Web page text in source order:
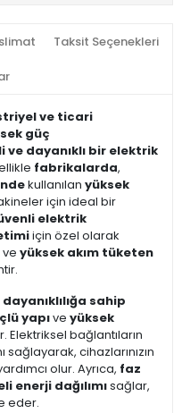
Taksit Seçenekleri
ve ticari
güç
ve dayanıklı bir elektrik
fabrikalarda,
kullanılan yüksek
için ideal bir
elektrik
için özel olarak
ve yüksek akım tüketen
dayanıklılığa sahip
yapıve yüksek
Elektriksel bağlantıların
sağlayarak, cihazlarınızın
olur. Ayrıca, faz
enerji dağılımısağlar,
eder.